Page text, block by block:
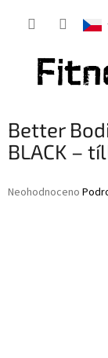
Better
BLACK –
Průměrné
Neohodnoceno